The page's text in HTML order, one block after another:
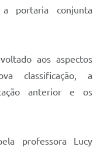
portaria conjunta
aos aspectos
classificação, a
anterior e os
professora Lucy